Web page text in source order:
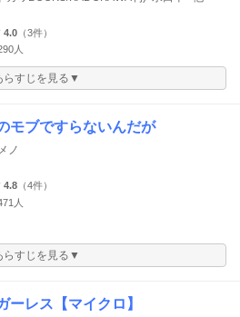
4.0 （3件）
人
らすじを見る▼
モブですらないんだが
ノ
4.8 （4件）
人
らすじを見る▼
ーレス【マイクロ】